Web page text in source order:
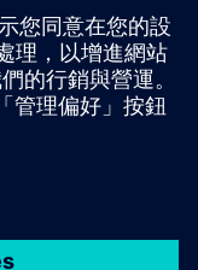
線上或於我們的
下方的諮詢表單。此
供您的聯絡資料及